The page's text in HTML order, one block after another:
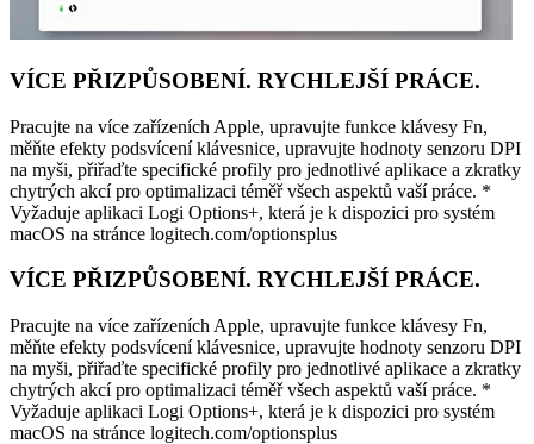
VÍCE PŘIZPŮSOBENÍ. RYCHLEJŠÍ PRÁCE.
Pracujte na více zařízeních Apple, upravujte funkce klávesy Fn,
měňte efekty podsvícení klávesnice, upravujte hodnoty senzoru DPI
na myši, přiřaďte specifické profily pro jednotlivé aplikace a zkratky
chytrých akcí pro optimalizaci téměř všech aspektů vaší práce. *
Vyžaduje aplikaci Logi Options+, která je k dispozici pro systém
macOS na stránce logitech.com/optionsplus
VÍCE PŘIZPŮSOBENÍ. RYCHLEJŠÍ PRÁCE.
Pracujte na více zařízeních Apple, upravujte funkce klávesy Fn,
měňte efekty podsvícení klávesnice, upravujte hodnoty senzoru DPI
na myši, přiřaďte specifické profily pro jednotlivé aplikace a zkratky
chytrých akcí pro optimalizaci téměř všech aspektů vaší práce. *
Vyžaduje aplikaci Logi Options+, která je k dispozici pro systém
macOS na stránce logitech.com/optionsplus